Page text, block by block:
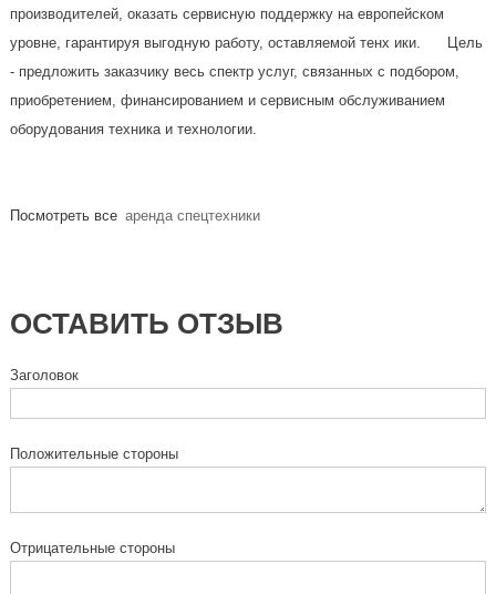
производителей, оказать сервисную поддержку на европейском
уровне, гарантируя выгодную работу, оставляемой тенх ики. Цель
- предложить заказчику весь спектр услуг, связанных с подбором,
приобретением, финансированием и сервисным обслуживанием
оборудования техника и технологии.
Посмотреть все аренда спецтехники
ОСТАВИТЬ ОТЗЫВ
Заголовок
Положительные стороны
Отрицательные стороны